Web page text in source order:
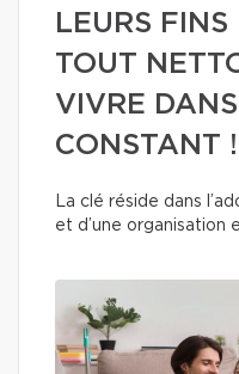
LEURS
TOUT
VIVRE
CONSTANT !
La clé réside dans
et d’une organisation